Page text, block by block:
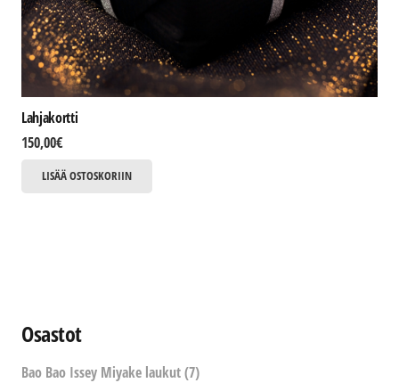
Lahjakortti
150,00€
LISÄÄ OSTOSKORIIN
Osastot
Bao Bao Issey Miyake laukut(7)